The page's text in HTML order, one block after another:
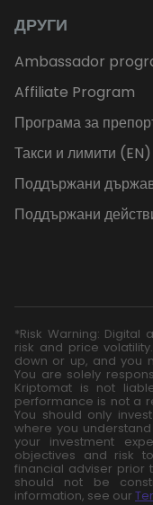
ДРУГИ
Ambassador
Affiliate Program
Програма за
Такси и лимити (EN)
Поддържани
Поддържани
*Risk Warning:
risk and price
down or up, and you
You are solely
Kriptomat is not
performance is not a
You should only
where you
your investment
objectives and risk
financial adviser prior
should not be
information, see our